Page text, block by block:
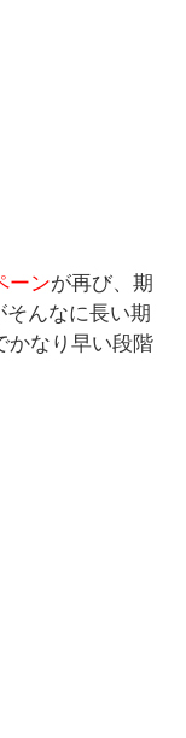
ーンが再び、期
そんなに長い期
かなり早い段階